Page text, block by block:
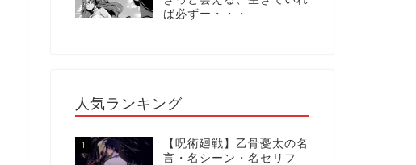
ば必ずー・・・
人気ランキング
1
【呪術廻戦】乙骨憂太の名
言・名シーン・名セリフ